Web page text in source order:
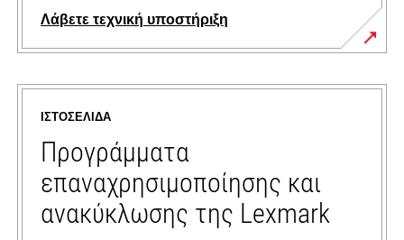
Λάβετε τεχνική υποστήριξη
opens
in
new
tab
ΙΣΤΟΣΕΛΊΔΑ
Προγράμματα
επαναχρησιμοποίησης και
ανακύκλωσης της Lexmark